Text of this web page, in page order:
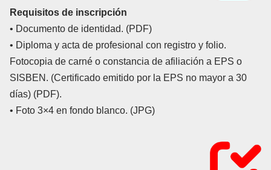
Requisitos de inscripción
• Documento de identidad. (PDF)
• Diploma y acta de profesional con registro y folio.
Fotocopia de carné o constancia de afiliación a EPS o
SISBEN. (Certificado emitido por la EPS no mayor a 30
días) (PDF).
• Foto 3×4 en fondo blanco. (JPG)